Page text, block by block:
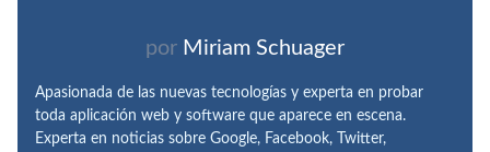
por Miriam Schuager
Apasionada de las nuevas tecnologías y experta en probar
toda aplicación web y software que aparece en escena.
Experta en noticias sobre Google, Facebook, Twitter,